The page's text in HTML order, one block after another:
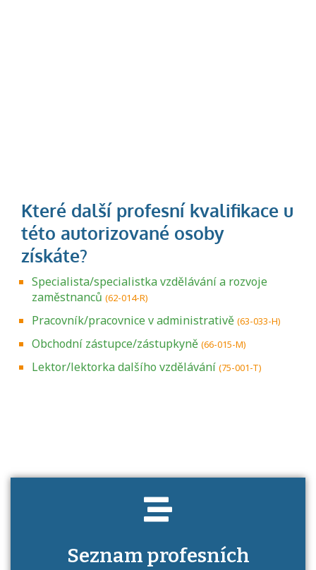
Specialista/specialistka vzdělávání a rozvoje
zaměstnanců (62-014-R)
Pracovník/pracovnice v administrativě (63-033-H)
Obchodní zástupce/zástupkyně (66-015-M)
Lektor/lektorka dalšího vzdělávání (75-001-T)
Seznam profesních
Projděte si seznam profesních kvalifikací.